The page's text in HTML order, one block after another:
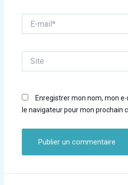
mail*
Enregistrer mon nom, mon
le navigateur pour mon prochain